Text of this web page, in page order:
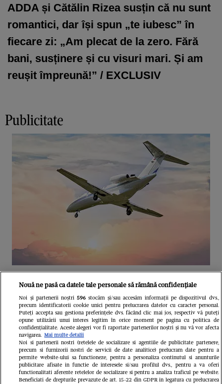
ADDA și Cătălin Rizea susțin că nu sunt
romantici, dar își spun „te iubesc” în
fiecare zi: „Am plecat de la zero. Fără
bani, susținere și cu visuri mari. Și am
reușit împreună!” / EXCLUSIV
Publicitate
Unul dintre cele mai folosite
aeroporturi din Europa își închide
complet porțile timp de trei luni.
Milioane de pasageri, afectați
Nouă ne pasă ca datele tale personale să rămână confidențiale
Noi și partenerii noștri 596stocăm și/sau accesăm informații pe dispozitivul dvs.,
precum identificatorii cookie unici pentru prelucrarea datelor cu caracter personal.
Puteți accepta sau gestiona preferințele dvs. făcând clic mai jos, respectiv vă puteți
opune utilizării unui interes legitim în orice moment pe pagina cu politica de
confidențialitate. Aceste alegeri vor fi raportate partenerilor noștri și nu vă vor afecta
navigarea. Mai multe detalii
Noi si partenerii nostri (retelele de socializare si agentiile de publicitate partenere,
precum si furnizorii nostri de servicii de date analitice) prelucram date pentru a
permite website-ului sa functioneze, pentru a personaliza continutul si anunturile
publicitare afisate in functie de interesele si/sau profilul dvs., pentru a va oferi
functionalitati aferente retelelor de socializare si pentru a analiza traficul pe website.
Beneficiati de drepturile prevazute de art. 15-22 din GDPR in legatura cu prelucrarea